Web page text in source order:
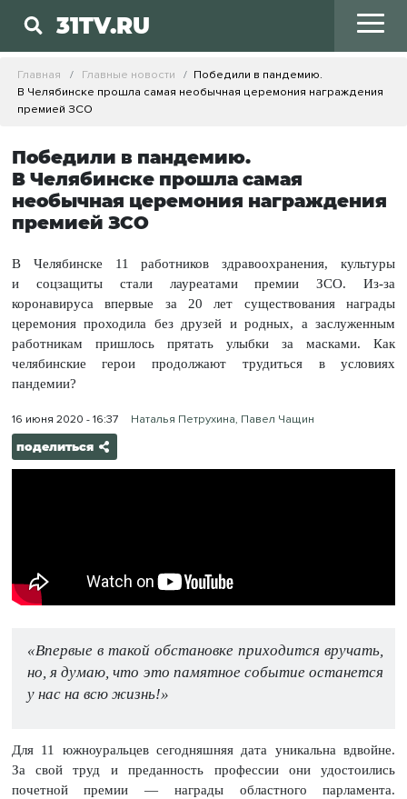
31TV.RU
Главная Главные новости
Победили в пандемию.
В Челябинске прошла самая необычная церемония награждения
премией ЗСО
Победили в пандемию.
В Челябинске прошла самая
необычная церемония награждения
премией ЗСО
В Челябинске 11 работников здравоохранения, культуры
и соцзащиты стали лауреатами премии ЗСО. Из-за
коронавируса впервые за 20 лет существования награды
церемония проходила без друзей и родных, а заслуженным
работникам пришлось прятать улыбки за масками. Как
челябинские герои продолжают трудиться в условиях
пандемии?
16 июня 2020 - 16:37 Наталья Петрухина, Павел Чащин
поделиться
«Впервые в такой обстановке приходится вручать,
но, я думаю, что это памятное событие останется
у нас на всю жизнь!»
Для 11 южноуральцев сегодняшняя дата уникальна вдвойне.
За свой труд и преданность профессии они удостоились
почетной премии — награды областного парламента.